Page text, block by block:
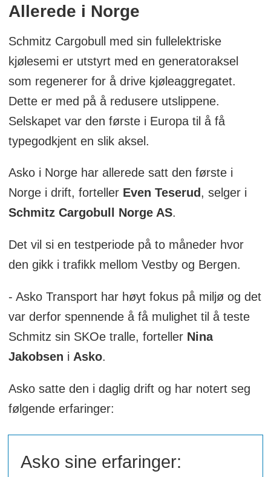
Allerede i Norge
Schmitz Cargobull med sin fullelektriske
kjølesemi er utstyrt med en generatoraksel
som regenerer for å drive kjøleaggregatet.
Dette er med på å redusere utslippene.
Selskapet var den første i Europa til å få
typegodkjent en slik aksel.
Asko i Norge har allerede satt den første i
Norge i drift, forteller Even Teserud, selger i
Schmitz Cargobull Norge AS.
Det vil si en testperiode på to måneder hvor
den gikk i trafikk mellom Vestby og Bergen.
- Asko Transport har høyt fokus på miljø og det
var derfor spennende å få mulighet til å teste
Schmitz sin SKOe tralle, forteller Nina
Jakobsen i Asko.
Asko satte den i daglig drift og har notert seg
følgende erfaringer:
Asko sine erfaringer: